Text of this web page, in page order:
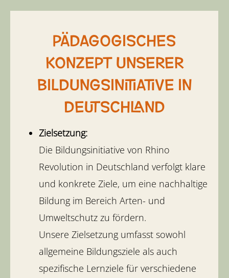
PÄDAGOGISCHES
KONZEPT UNSERER
BILDUNGSINITIATIVE IN
DEUTSCHLAND
Zielsetzung:
Die Bildungsinitiative von Rhino
Revolution in Deutschland verfolgt klare
und konkrete Ziele, um eine nachhaltige
Bildung im Bereich Arten- und
Umweltschutz zu fördern.
Unsere Zielsetzung umfasst sowohl
allgemeine Bildungsziele als auch
spezifische Lernziele für verschiedene